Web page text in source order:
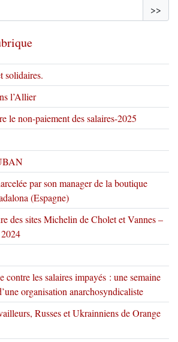
>>
solidaires.
l’Allier
le non-paiement des salaires-2025
par son manager de la boutique
(Espagne)
des sites Michelin de Cholet et Vannes –
contre les salaires impayés : une semaine
organisation anarchosyndicaliste
Russes et Ukrainniens de Orange